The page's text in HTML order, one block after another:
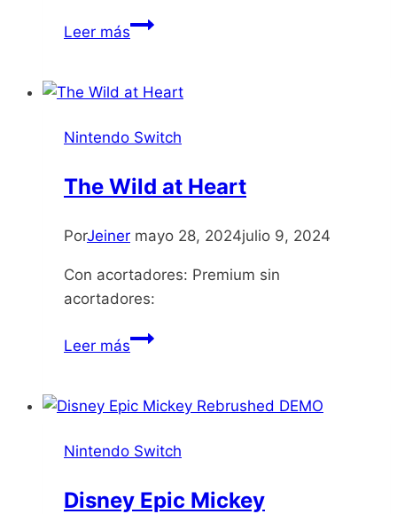
Leer másPersona
Nintendo Switch
The Wild at Heart
PorJeiner mayo 28, 2024julio 9, 2024
Con acortadores: Premium sin
acortadores:
Leer másThe
Heart
Nintendo Switch
Disney Epic Mickey